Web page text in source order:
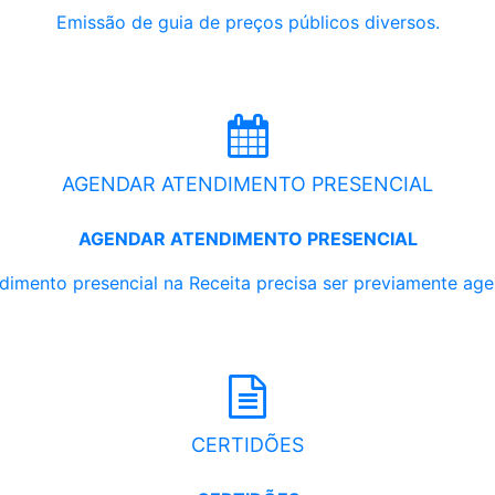
Emissão de guia de preços públicos diversos.
AGENDAR ATENDIMENTO PRESENCIAL
AGENDAR ATENDIMENTO PRESENCIAL
presencial na Receita precisa ser previamente
CERTIDÕES